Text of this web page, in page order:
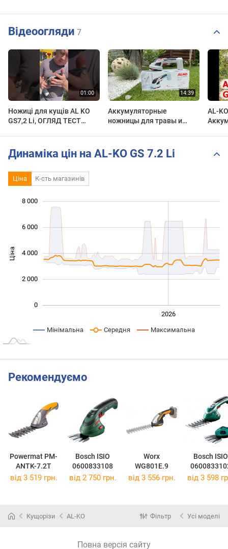
Відеоогляди 7
Ножиці для кущів AL KO
GS7,2 Li, ОГЛЯД ТЕСТ
Аккумуляторные
ножницы для травы и
AL-
Динаміка цін на AL-KO GS 7.2 Li
Ціна К-сть магазинів
Ціна 1 000
0
2 000
4 000
6 000
8 000
2026
Мінімальна Середня Максимальна
Рекомендуємо
Powermat PM-
ANTK-7.2T
Bosch ISIO
0600833108
Worx
WG801E.9
Bosch ISIO
від 3 519 грн. від 2 750 грн. від 3 556 грн. від 3 598
Кущорізи AL-KO Фільтр Усі моделі
Повна версія сайту